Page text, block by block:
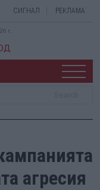
СИГНАЛ РЕКЛАМА
г.
агресия